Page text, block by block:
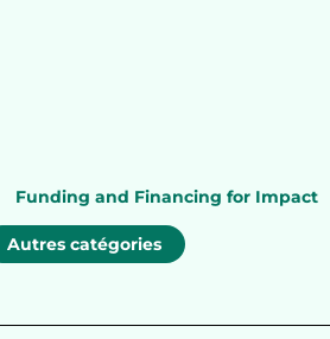
Funding and Financing for Impact
Autres catégories